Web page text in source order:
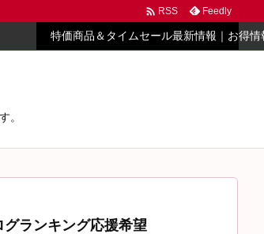
特価商品＆タイムセール最新情報｜お得
 RSS Feedly
。
グランキング応援希望